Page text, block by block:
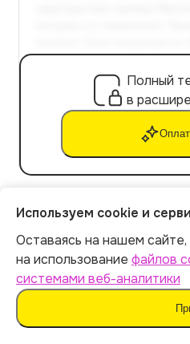
Полный
в
Расчет
Экспорт файла в
Уникальность
Не
Используем cookie и
Оставаясь на нашем
на использование файлов
системами веб-аналитики